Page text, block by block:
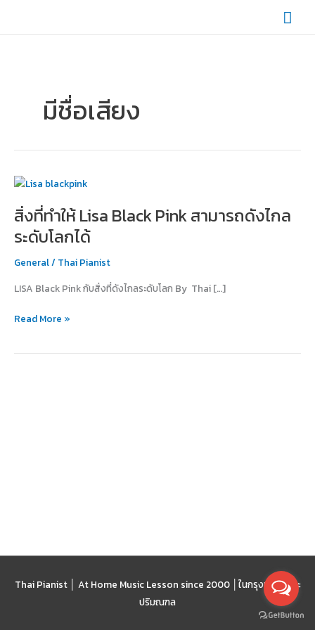
content
มีชื่อเสียง
สิ่งที่ทำให้ Lisa Black Pink สามารถดังไกล
ระดับโลกได้
General/ Thai Pianist
LISA Black Pink กับสิ่งที่ดังไกลระดับโลก By Thai […]
สิ่ง
ทำให้
Black
Pink
ดัง
ระดับ
ได้
Read More »
Thai Pianist │ At Home Music Lesson since 2000 │ ในกรุงเทพฯ และ
ปริมณฑล